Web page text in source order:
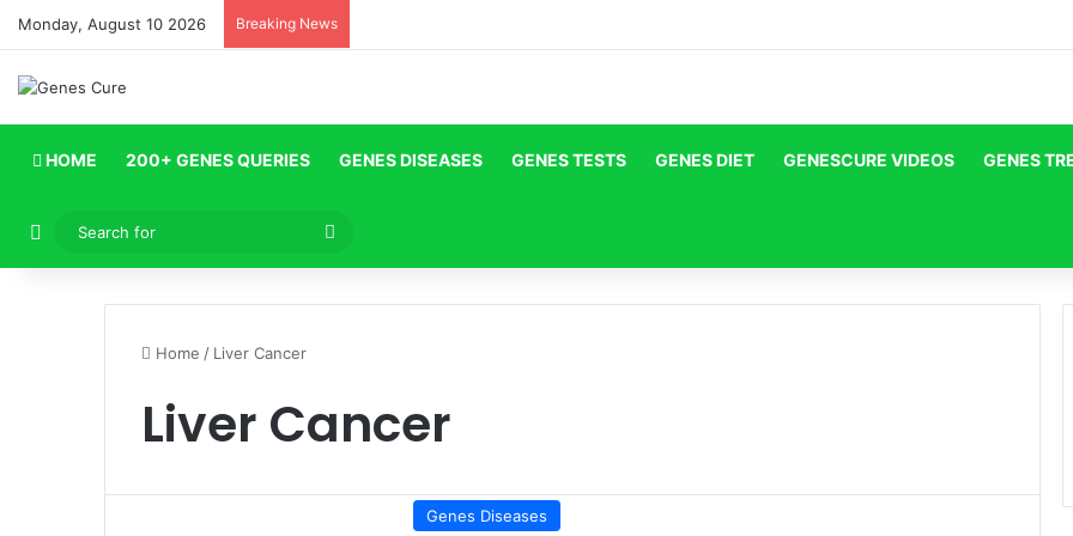
Monday, August 10 2026 Breaking News
HOME 200+ GENES QUERIES GENES DISEASES GENES TESTS GENES DIET GENESCURE VIDEOS GENES
Log In
for
Home / Liver Cancer
Liver Cancer
Genes Diseases